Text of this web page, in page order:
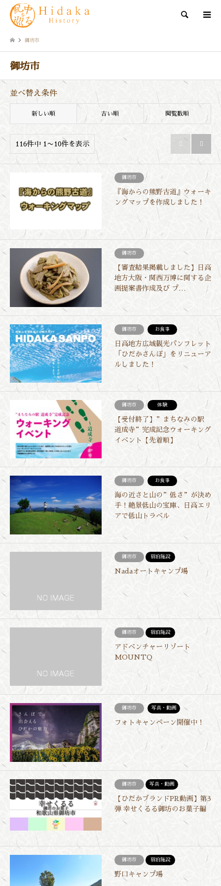
検索
御坊市
御坊市
並べ替え条件
新しい順 古い順 閲覧数順
116件中 1〜10件を表示  
御坊市
『海からの熊野古道』ウォーキ
ングマップを作成しました！
御坊市
【審査結果掲載しました】日高
地方大阪・関西万博に関する企
画提案書作成及び プ…
御坊市 お食事
日高地方広域観光パンフレット
「ひだかさんぽ」をリニューア
ルしました！
御坊市 体験
【受付終了】”まちなみの駅
道成寺”完成記念ウォーキング
イベント【先着順】
御坊市 お食事
海の近さと山の”低さ”が決め
手！絶景低山の宝庫、日高エリ
アで低山トラベル
御坊市 宿泊施設
Nadaオートキャンプ場
御坊市 宿泊施設
アドベンチャーリゾート
MOUNTQ
御坊市 写真・動画
フォトキャンペーン開催中！
御坊市 写真・動画
【ひだかブランドPR動画】第3
弾 幸せくるる御坊のお菓子編
御坊市 宿泊施設
野口キャンプ場